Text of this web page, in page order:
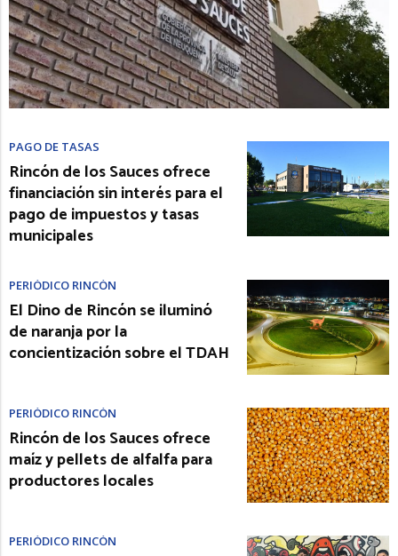
PAGO DE TASAS
Rincón de los Sauces ofrece
financiación sin interés para el
pago de impuestos y tasas
municipales
PERIÓDICO RINCÓN
El Dino de Rincón se iluminó
de naranja por la
concientización sobre el TDAH
PERIÓDICO RINCÓN
Rincón de los Sauces ofrece
maíz y pellets de alfalfa para
productores locales
PERIÓDICO RINCÓN